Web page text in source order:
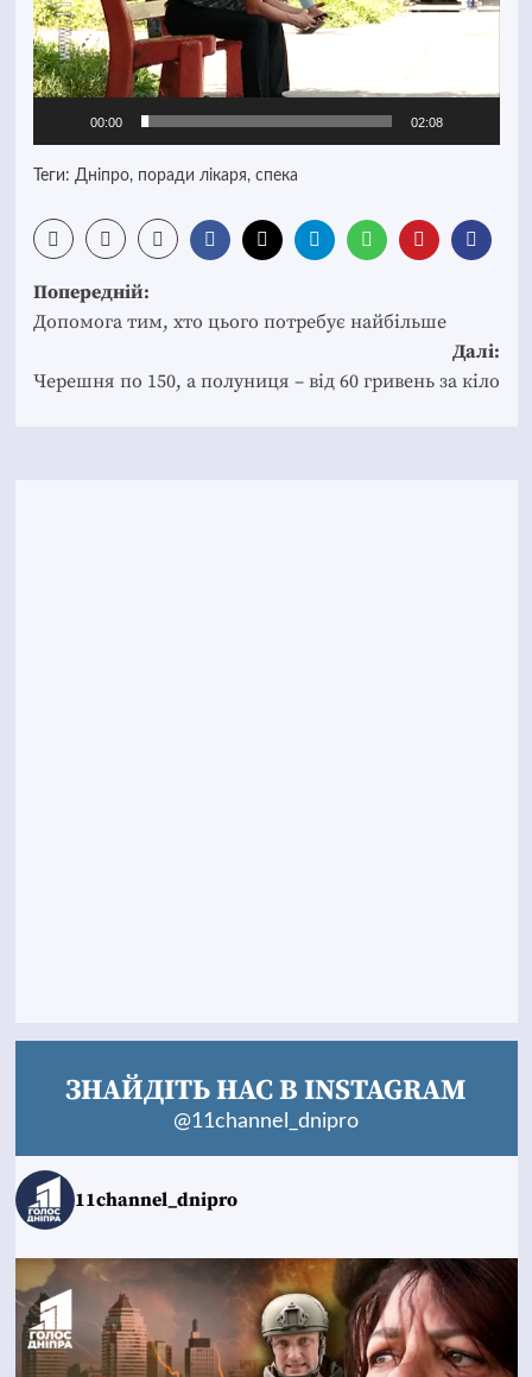
00:00 02:08
Теги: Дніпро, поради лікаря, спека
Post
navigation
Попередній:
Допомога тим, хто цього потребує найбільше
Далі:
Черешня по 150, а полуниця – від 60 гривень за кіло
ЗНАЙДІТЬ НАС В INSTAGRAM
@11channel_dnipro
11channel_dnipro